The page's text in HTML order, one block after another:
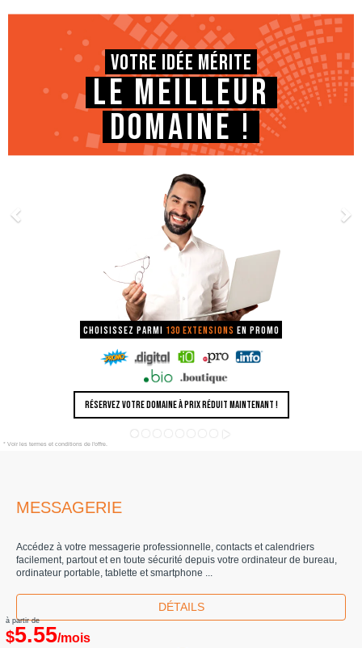
* Voir les termes et conditions de l'offre.
Votre idée mérite
le meilleur
domaine !
Choisissez parmi 130 extensions en promo
RÉSERVEZ VOTRE DOMAINE À PRIX RÉDUIT MAINTENANT !
MESSAGERIE
Accédez à votre messagerie professionnelle, contacts et calendriers
facilement, partout et en toute sécurité depuis votre ordinateur de bureau,
ordinateur portable, tablette et smartphone ...
DÉTAILS
à partir de
$5.55/mois